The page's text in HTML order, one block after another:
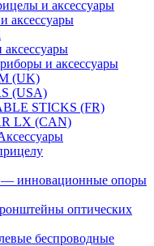
и аксессуары
аксессуары
и аксессуары
(UK)
(USA)
STICKS (FR)
LX (CAN)
инновационные опоры
оптических
беспроводные